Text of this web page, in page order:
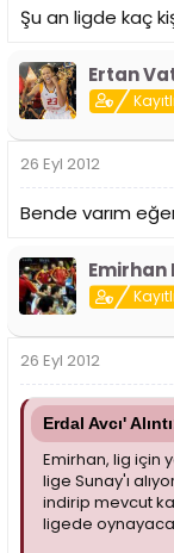
Şu an ligde kaç
Ertan
26 Eyl 2012
Bende varım
Emirhan
26 Eyl 2012
Erdal Avcı'
Emirhan, lig için
lige Sunay'ı
indirip mevcut
ligede